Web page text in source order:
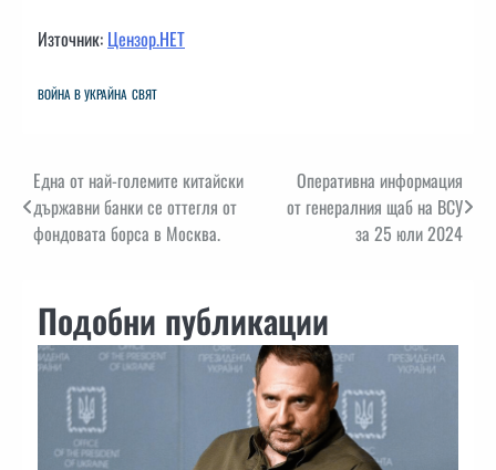
Източник: Цензор.НЕТ
ВОЙНА В УКРАЙНА СВЯТ
Навигация
Една от най-големите китайски
държавни банки се оттегля от
фондовата борса в Москва.
Оперативна информация
от генералния щаб на ВСУ
за 25 юли 2024
Подобни публикации